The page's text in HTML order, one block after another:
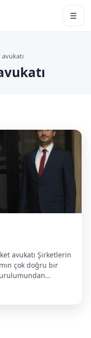
☰
avukatı Şirketlerin
çok doğru bir
aşamanın
olan sektör ne